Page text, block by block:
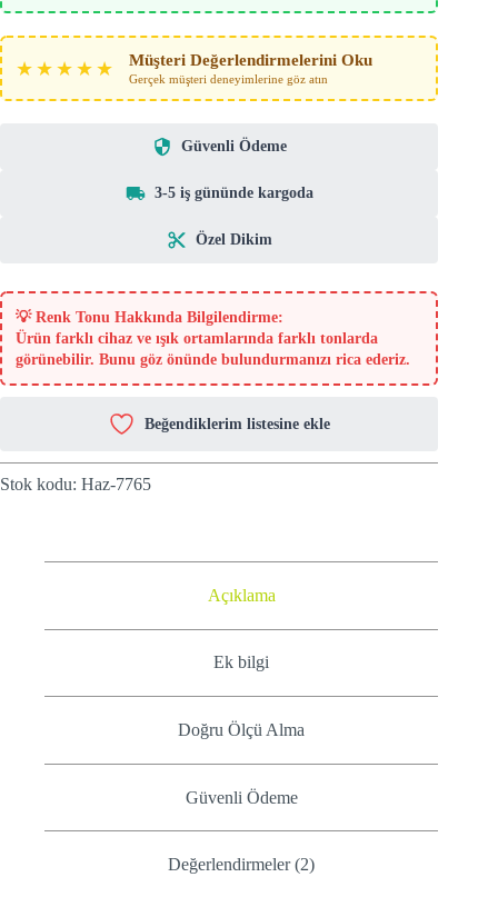
★★★★★ Müşteri Değerlendirmelerini Oku
Gerçek müşteri deneyimlerine göz atın
Güvenli Ödeme
3-5 iş gününde kargoda
Özel Dikim
💡 Renk Tonu Hakkında Bilgilendirme:
Ürün farklı cihaz ve ışık ortamlarında farklı tonlarda
görünebilir. Bunu göz önünde bulundurmanızı rica ederiz.
Beğendiklerim listesine ekle
Stok kodu: Haz-7765
Açıklama
Ek bilgi
Doğru Ölçü Alma
Güvenli Ödeme
Değerlendirmeler (2)